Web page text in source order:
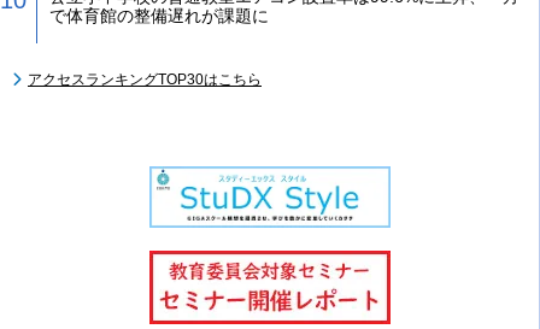
で体育館の整備遅れが課題に
アクセスランキングTOP30はこちら